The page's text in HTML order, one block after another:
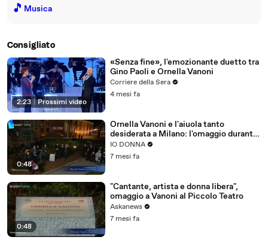
🎵 Musica
Consigliato
2:23 | Prossimi video
«Senza fine», l'emozionante duetto tra
Gino Paoli e Ornella Vanoni
Corriere della Sera
4 mesi fa
0:48
Ornella Vanoni e l'aiuola tanto
desiderata a Milano: l'omaggio durante
lo speciale
IO DONNA
7 mesi fa
0:48
"Cantante, artista e donna libera",
omaggio a Vanoni al Piccolo Teatro
Askanews
7 mesi fa